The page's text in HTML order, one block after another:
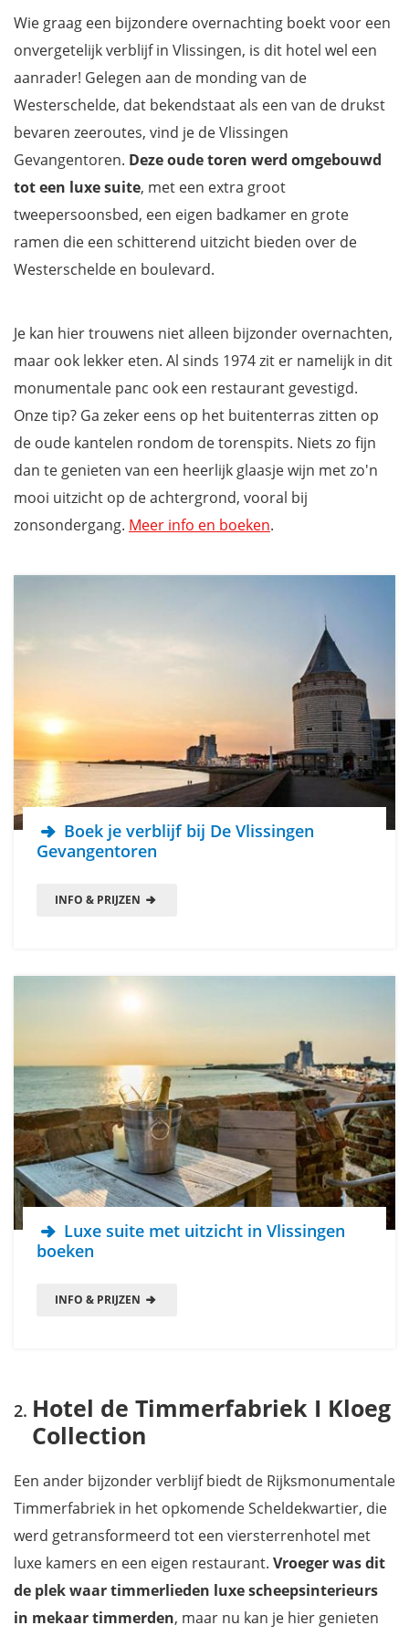
Noordzee Resort Vlissingen
Watertoren Vlissingen
Boutique Hotel Maldegem
Vakantiehuisje Dichtbij Zee
Waar liggen de mooiste hotels in Vlissingen?
Wie graag een bijzondere overnachting boekt voor een
onvergetelijk verblijf in Vlissingen, is dit hotel wel een
aanrader! Gelegen aan de monding van de
Westerschelde, dat bekendstaat als een van de drukst
bevaren zeeroutes, vind je de Vlissingen
Gevangentoren. Deze oude toren werd omgebouwd
tot een luxe suite, met een extra groot
tweepersoonsbed, een eigen badkamer en grote
ramen die een schitterend uitzicht bieden over de
Westerschelde en boulevard.
Je kan hier trouwens niet alleen bijzonder overnachten,
maar ook lekker eten. Al sinds 1974 zit er namelijk in dit
monumentale panc ook een restaurant gevestigd.
Onze tip? Ga zeker eens op het buitenterras zitten op
de oude kantelen rondom de torenspits. Niets zo fijn
dan te genieten van een heerlijk glaasje wijn met zo'n
mooi uitzicht op de achtergrond, vooral bij
zonsondergang. Meer info en boeken.
Boek je verblijf bij De Vlissingen
Gevangentoren
INFO & PRIJZEN
Luxe suite met uitzicht in Vlissingen
boeken
INFO & PRIJZEN
Hotel de Timmerfabriek I Kloeg
Collection
Een ander bijzonder verblijf biedt de Rijksmonumentale
Timmerfabriek in het opkomende Scheldekwartier, die
werd getransformeerd tot een viersterrenhotel met
luxe kamers en een eigen restaurant. Vroeger was dit
de plek waar timmerlieden luxe scheepsinterieurs
in mekaar timmerden, maar nu kan je hier genieten